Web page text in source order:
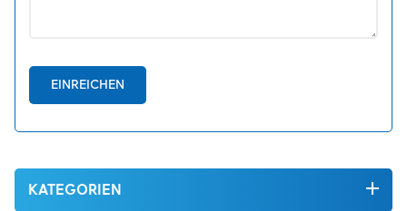
EINREICHEN
KATEGORIEN